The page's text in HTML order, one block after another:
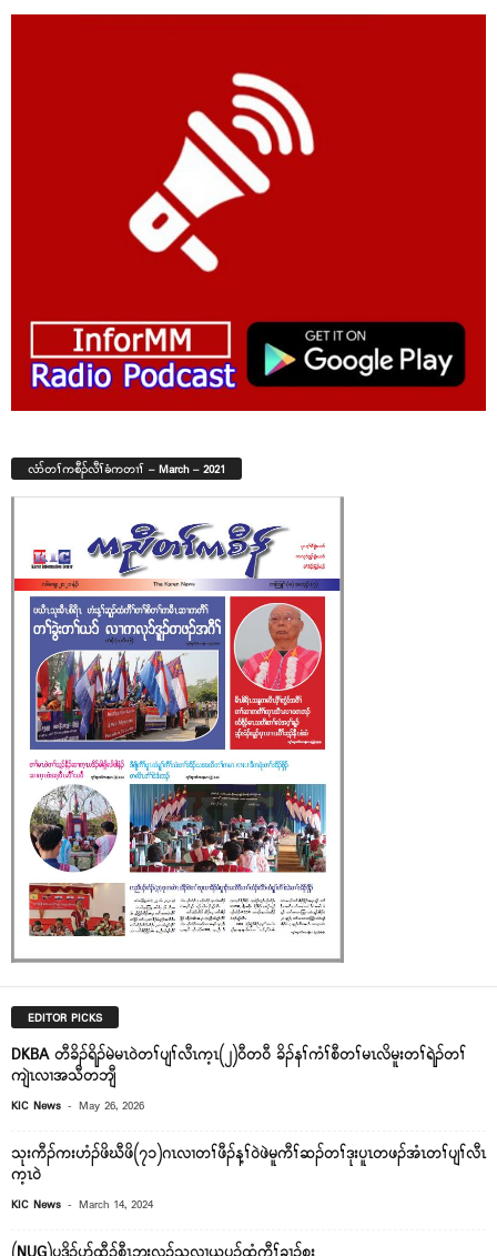
လံာ်တၢ်ကစီၣ်လီၢ်ခံကတၢၢ် – March – 2021
EDITOR PICKS
DKBA တီခိၣ်ရိၣ်မဲမၤဝဲတၢ်ပျၢ်လီၤက့ၤ(၂)ဝီတဝီ ခိၣ်နၢ်ကံၢ်စီတၢ်မၤလိမူးတၢ်ရဲၣ်တၢ်
ကျဲၤလၢအသီတဘျီ
KIC News - May 26, 2026
သုးကီၣ်ကးဟံၣ်ဖိဃီဖိ(၇၁)ဂၤလၢတၢ်ဖီၣ်န့ၢ်၀ဲဖဲမူကီၢ်ဆၣ်တၢ်ဒုးပူၤတဖၣ်အံၤတၢ်ပျၢ်လီၤ
က့ၤ၀ဲ
KIC News - March 14, 2024